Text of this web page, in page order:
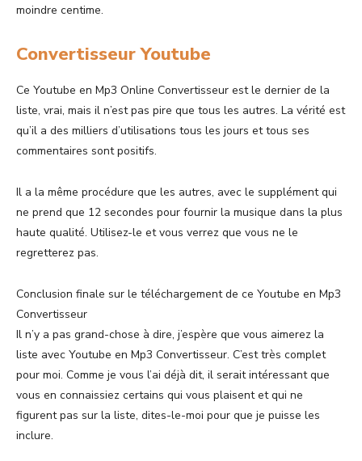
moindre centime.
Convertisseur Youtube
Ce Youtube en Mp3 Online Convertisseur est le dernier de la
liste, vrai, mais il n’est pas pire que tous les autres. La vérité est
qu’il a des milliers d’utilisations tous les jours et tous ses
commentaires sont positifs.
Il a la même procédure que les autres, avec le supplément qui
ne prend que 12 secondes pour fournir la musique dans la plus
haute qualité. Utilisez-le et vous verrez que vous ne le
regretterez pas.
Conclusion finale sur le téléchargement de ce Youtube en Mp3
Convertisseur
Il n’y a pas grand-chose à dire, j’espère que vous aimerez la
liste avec Youtube en Mp3 Convertisseur. C’est très complet
pour moi. Comme je vous l’ai déjà dit, il serait intéressant que
vous en connaissiez certains qui vous plaisent et qui ne
figurent pas sur la liste, dites-le-moi pour que je puisse les
inclure.